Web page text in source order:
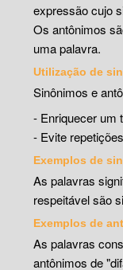
expressão cujo
Os antônimos
uma palavra.
Utilização de
Sinônimos e
- Enriquecer um
- Evite
Exemplos de
As palavras
respeitável são
Exemplos de
As palavras
antônimos de